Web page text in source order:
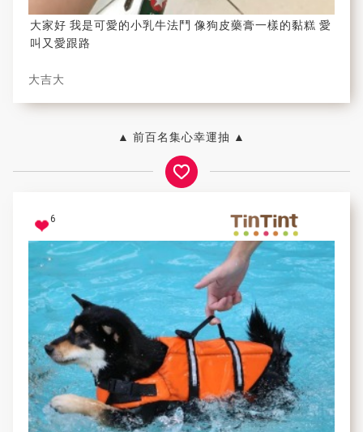
大家好 我是可愛的小乳牛法鬥 像狗皮藥膏一樣的黏糕 愛
叫又愛跟路
大吉大
▲ 前百名集心幸運抽 ▲
6